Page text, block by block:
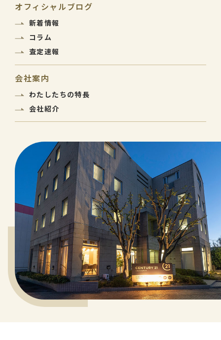
オフィシャルブログ
新着情報
コラム
査定速報
会社案内
わたしたちの特長
会社紹介